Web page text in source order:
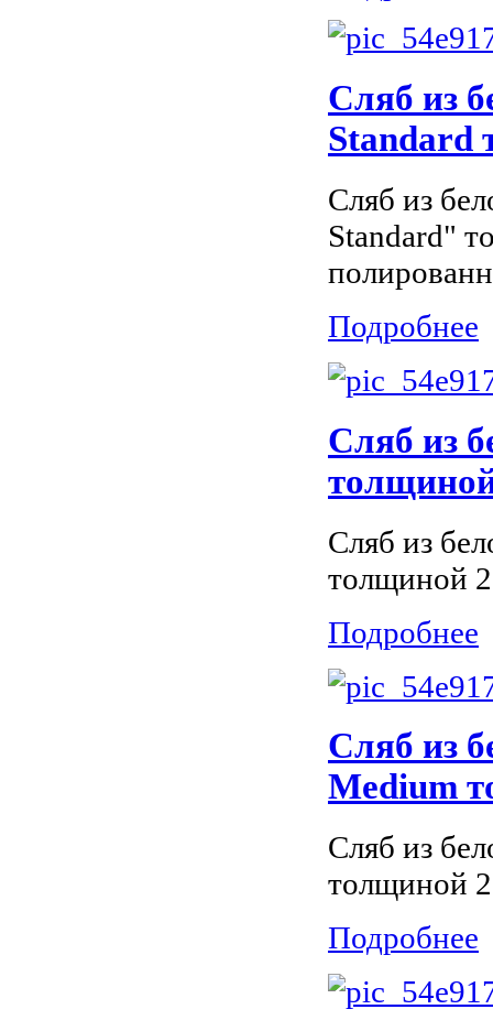
Сляб из
Standard
Сляб из
Standard"
Подробнее
Сляб из
Сляб из
толщиной
Подробнее
Сляб из
Medium
Сляб из
толщиной
Подробнее